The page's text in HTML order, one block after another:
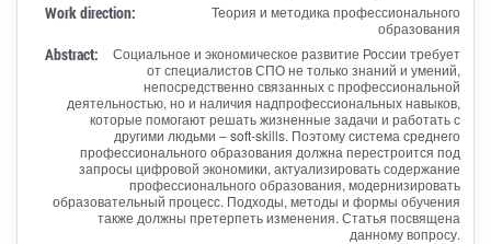
Work direction:
Теория и методика профессионального
образования
Abstract:
Социальное и экономическое развитие России требует
от специалистов СПО не только знаний и умений,
непосредственно связанных с профессиональной
деятельностью, но и наличия надпрофессиональных навыков,
которые помогают решать жизненные задачи и работать с
другими людьми – soft-skills. Поэтому система среднего
профессионального образования должна перестроится под
запросы цифровой экономики, актуализировать содержание
профессионального образования, модернизировать
образовательный процесс. Подходы, методы и формы обучения
также должны претерпеть изменения. Статья посвящена
данному вопросу.